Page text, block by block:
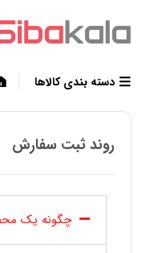
دسته بندی کالاها
روند ثبت سفارش
چگونه یک